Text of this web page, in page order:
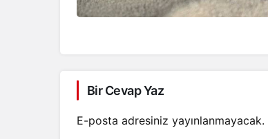
Bir Cevap Yaz
E-posta adresiniz yayınlanmayacak.